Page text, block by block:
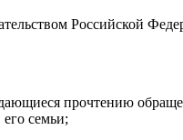
Российской
прочтению
семьи;